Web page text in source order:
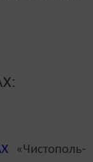
«Чистополь-